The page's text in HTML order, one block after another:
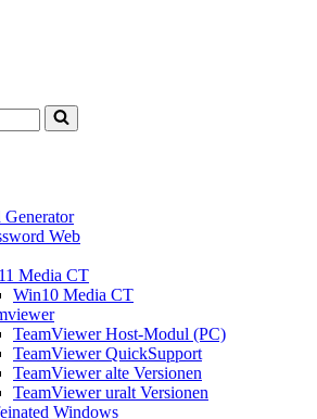
Generator
Web
Media CT
Win10 Media CT
TeamViewer Host-Modul (PC)
TeamViewer QuickSupport
TeamViewer alte Versionen
TeamViewer uralt Versionen
Windows